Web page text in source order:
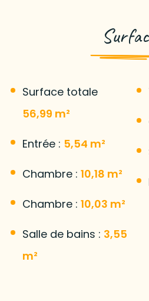
Surface totale
56,99 m²
Entrée : 5,54 m²
Chambre : 10,18 m²
Chambre : 10,03 m²
Salle de bains : 3,55
m²